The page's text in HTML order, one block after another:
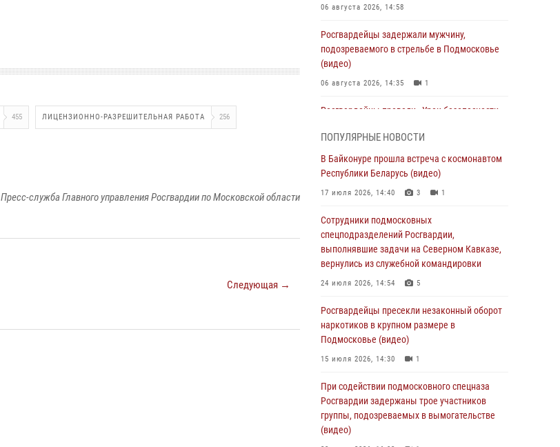
455 ЛИЦЕНЗИОННО-РАЗРЕШИТЕЛЬНАЯ РАБОТА 256
Пресс-служба Главного управления Росгвардии по Московской области
Следующая →
06 августа 2026, 14:58
Росгвардейцы задержали мужчину,
подозреваемого в стрельбе в Подмосковье
(видео)
06 августа 2026, 14:35 1
Росгвардейцы провели «Урок безопасности»
При содействии подмосковного спецназа
Росгвардии задержаны подозреваемые в
изготовлении поддельных документов
05 августа 2026, 15:48 1
Сотрудники спецподразделения
отработали навыки огневой подготовки на
04 августа 2026, 12:21
выезжали по сигналам «Тревога» с
охраняемых объектов в Подмосковье
04 августа 2026, 12:15
ПОПУЛЯРНЫЕ НОВОСТИ
В Байконуре прошла встреча с космонавтом
Республики Беларусь (видео)
17 июля 2026, 14:40 3 1
Сотрудники подмосковных
спецподразделений Росгвардии,
выполнявшие задачи на Северном Кавказе,
вернулись из служебной командировки
24 июля 2026, 14:54 5
Росгвардейцы пресекли незаконный оборот
наркотиков в крупном размере в
Подмосковье (видео)
15 июля 2026, 14:30 1
При содействии подмосковного спецназа
Росгвардии задержаны трое участников
группы, подозреваемых в вымогательстве
(видео)